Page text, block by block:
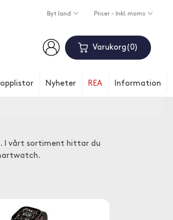
Byt land Priser - Inkl. moms
Varukorg 0
Topplistor Nyheter REA Information
. I vårt sortiment hittar du